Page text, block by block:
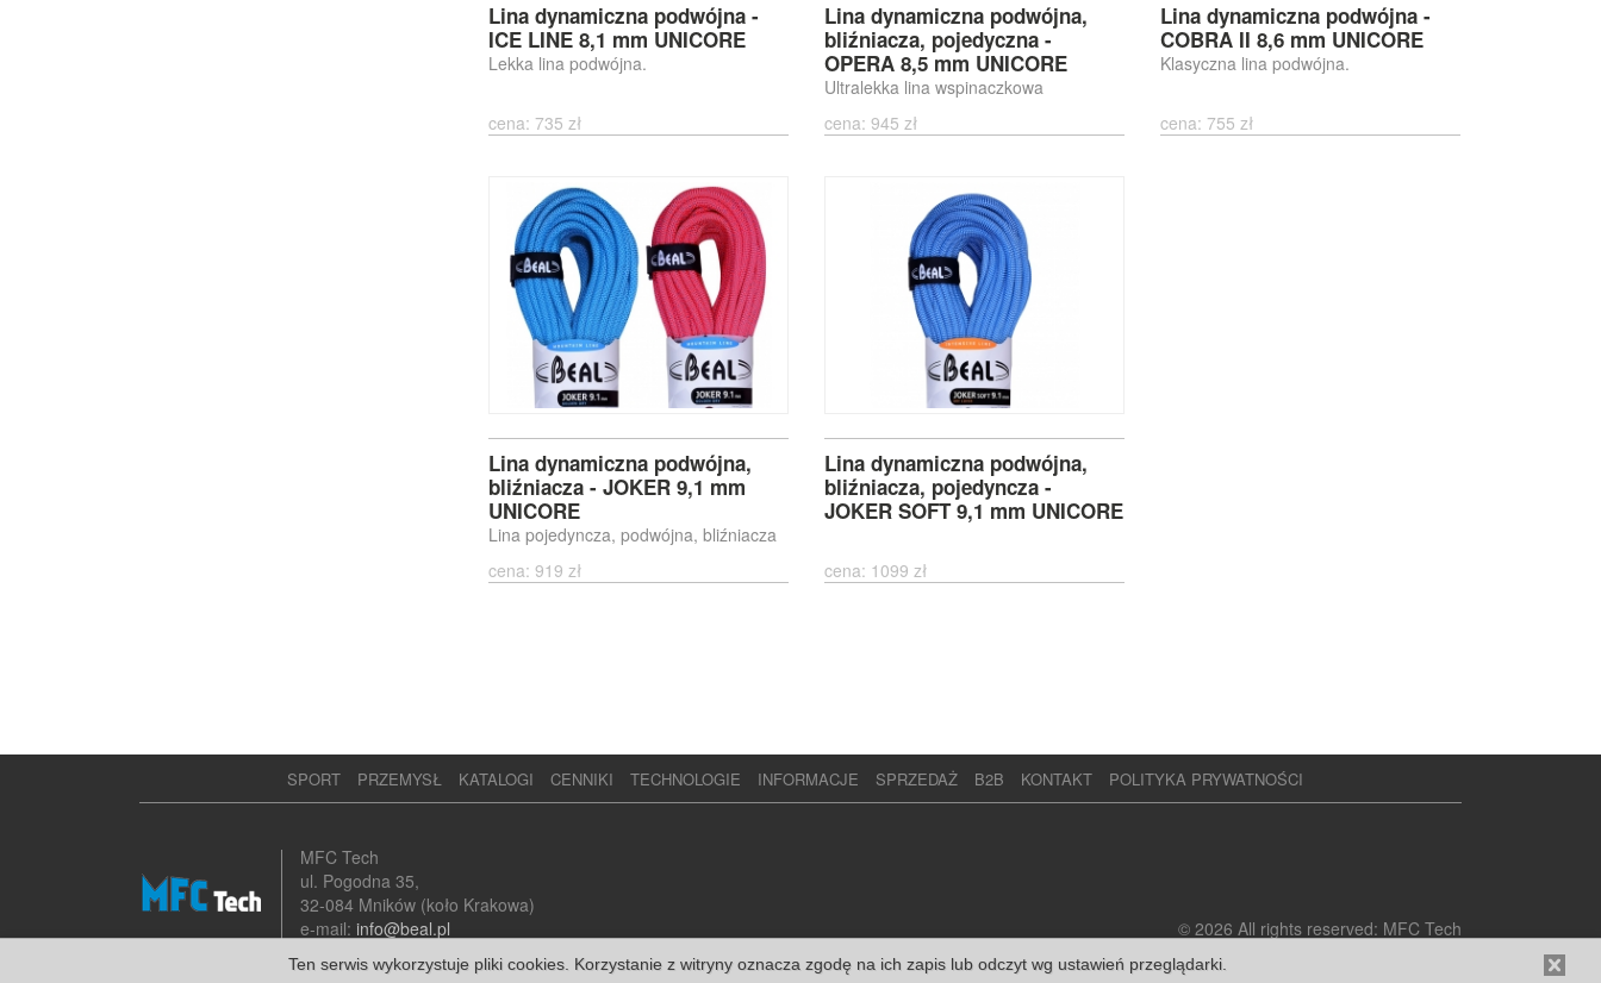
Lina dynamiczna podwójna -
ICE LINE 8,1 mm UNICORE
Lekka lina podwójna.
cena: 735 zł
Lina dynamiczna podwójna,
bliźniacza, pojedyczna -
OPERA 8,5 mm UNICORE
Ultralekka lina wspinaczkowa
cena: 945 zł
Lina dynamiczna podwójna -
COBRA II 8,6 mm UNICORE
Klasyczna lina podwójna.
cena: 755 zł
Lina dynamiczna podwójna,
bliźniacza - JOKER 9,1 mm
UNICORE
Lina pojedyncza, podwójna, bliźniacza
cena: 919 zł
Lina dynamiczna podwójna,
bliźniacza, pojedyncza -
JOKER SOFT 9,1 mm UNICORE
cena: 1099 zł
SPORT PRZEMYSŁ KATALOGI CENNIKI TECHNOLOGIE INFORMACJE SPRZEDAŻ B2B KONTAKT POLITYKA PRYWATNOŚCI
MFC Tech
ul. Pogodna 35,
32-084 Mników (koło Krakowa)
e-mail: info@beal.pl © 2026 All rights reserved: MFC Tech
Ten serwis wykorzystuje pliki cookies. Korzystanie z witryny oznacza zgodę na ich zapis lub odczyt wg ustawień przeglądarki.